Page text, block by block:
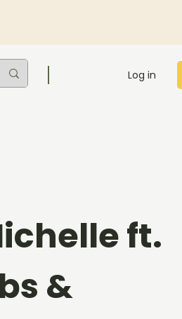
Log in
ft.
&